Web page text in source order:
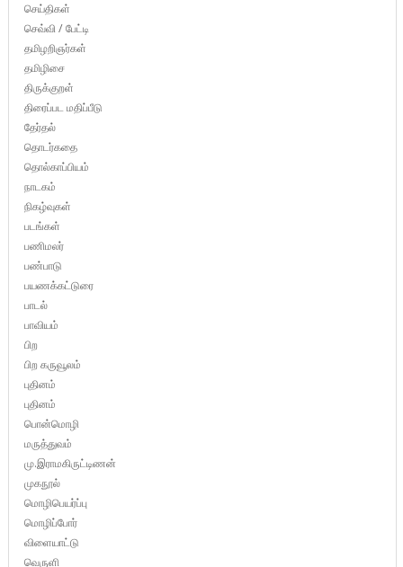
செய்திகள்
செவ்வி / பேட்டி
தமிழறிஞர்கள்
தமிழிசை
திருக்குறள்
திரைப்பட மதிப்பீடு
தேர்தல்
தொடர்கதை
தொல்காப்பியம்
நாடகம்
நிகழ்வுகள்
படங்கள்
பணிமலர்
பண்பாடு
பயணக்கட்டுரை
பாடல்
பாவியம்
பிற
பிற கருவூலம்
புதினம்
புதினம்
பொன்மொழி
மருத்துவம்
மு.இராமகிருட்டிணன்
முகநூல்
மொழிபெயர்ப்பு
மொழிப்போர்
விளையாட்டு
வெருளி